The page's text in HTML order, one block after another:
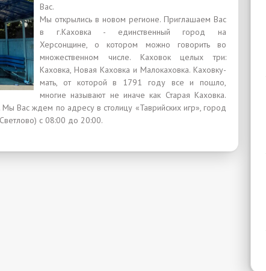
Вас.
Мы открылись в новом регионе. Приглашаем Вас
в г.Каховка - единственный город на
Херсонщине, о котором можно говорить во
множественном числе. Каховок целых три:
Каховка, Новая Каховка и Малокаховка. Каховку-
мать, от которой в 1791 году все и пошло,
многие называют не иначе как Старая Каховка.
Мы Вас ждем по адресу в столицу «Таврийских игр», город
с 08:00 до 20:00.